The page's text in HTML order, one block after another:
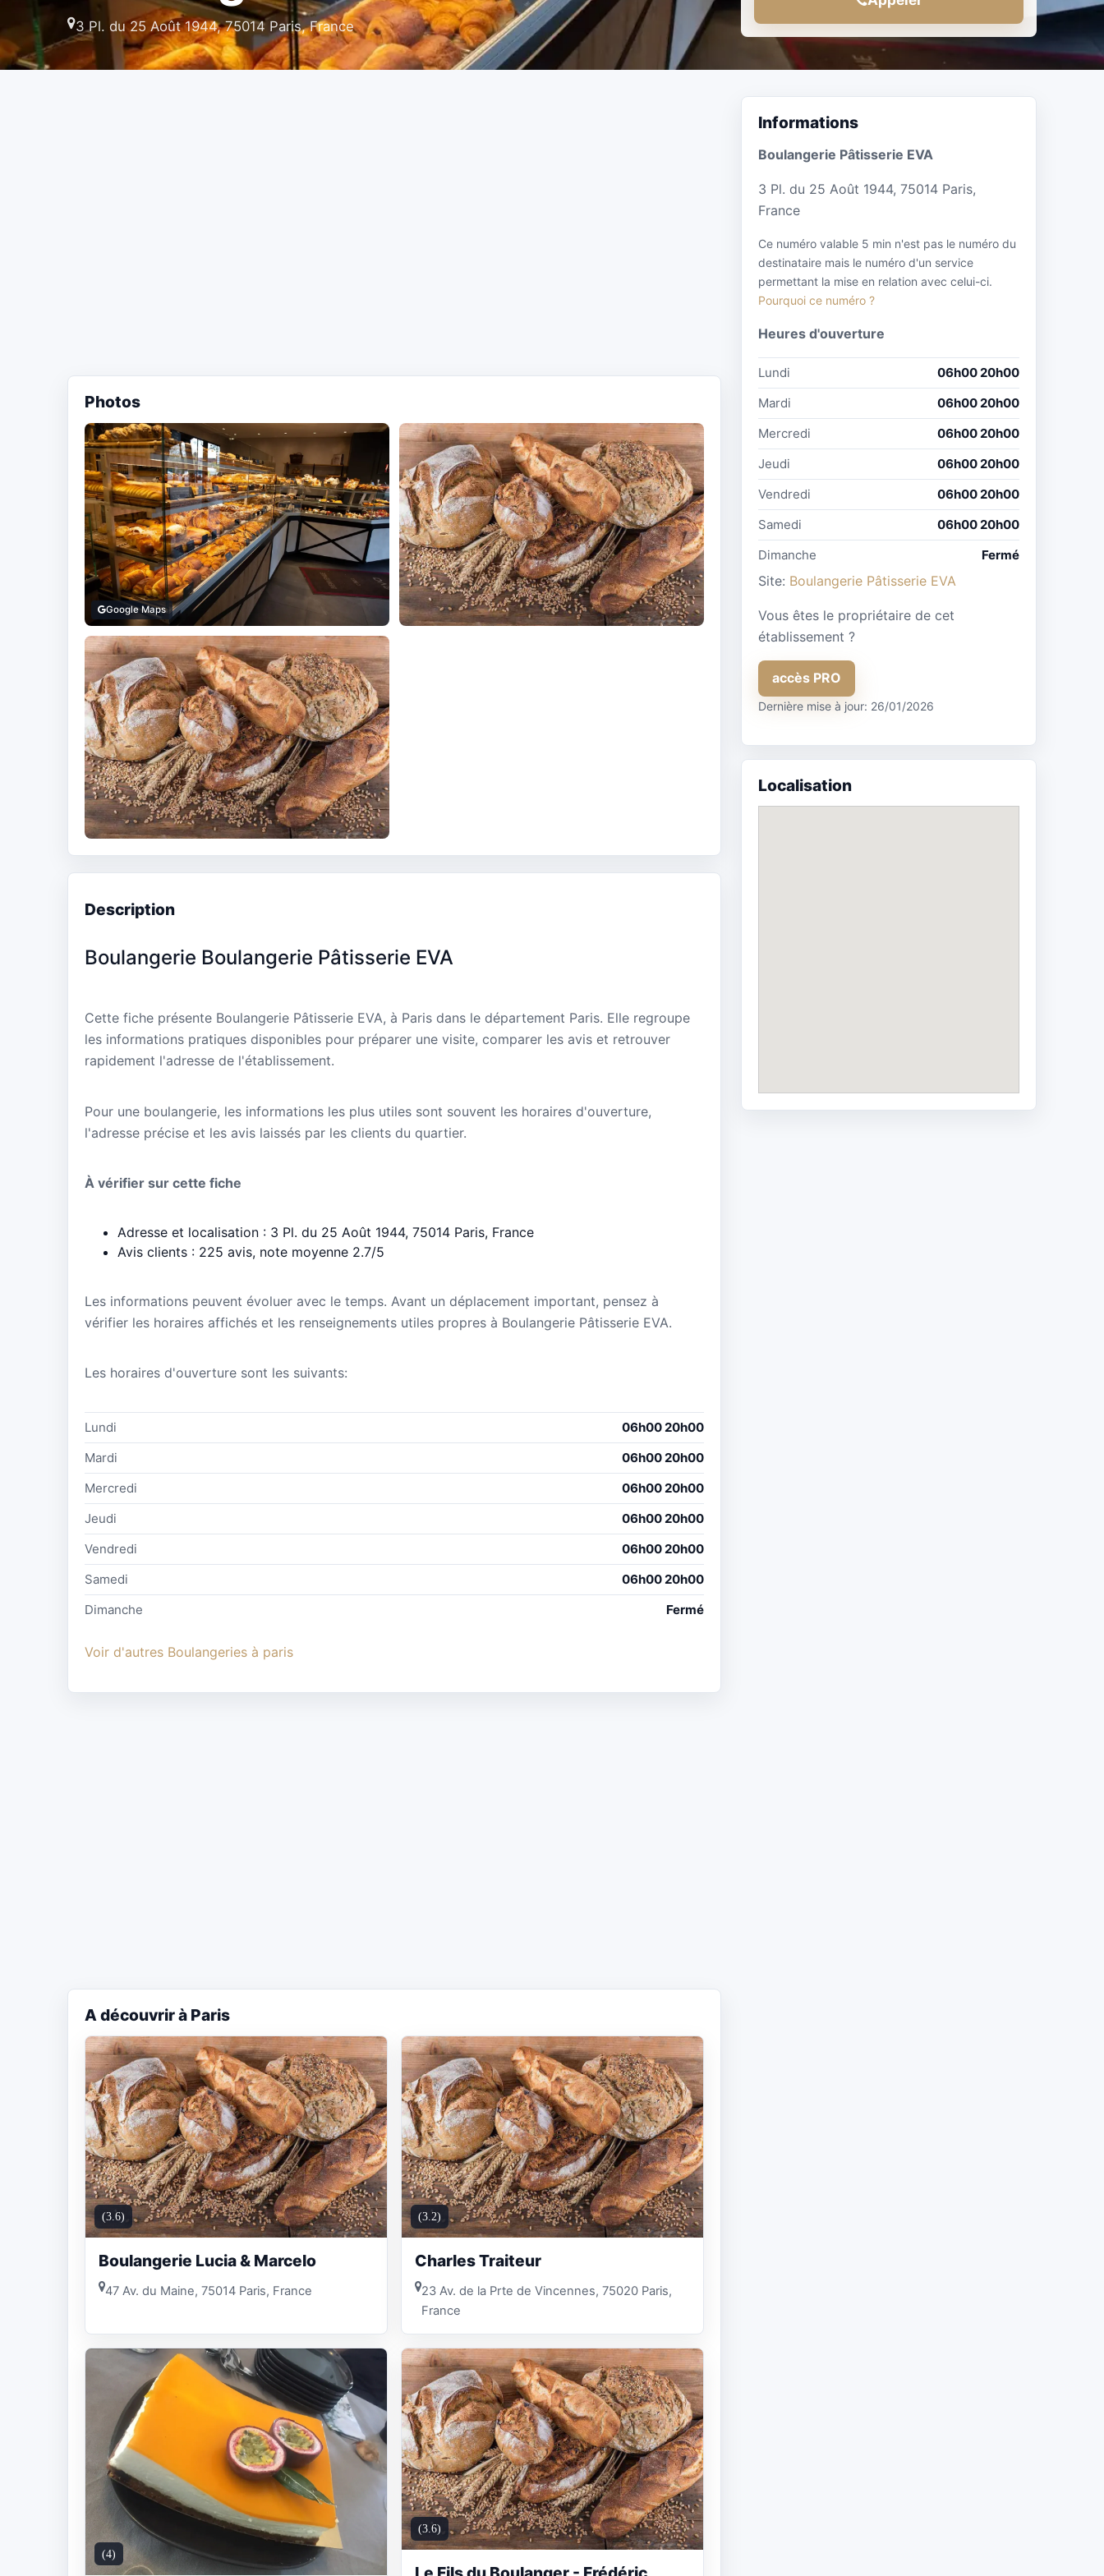
3 Pl. du 25 Août 1944, 75014 Paris, France
Photos
Google Maps
Description
Boulangerie Boulangerie Pâtisserie EVA
Cette fiche présente Boulangerie Pâtisserie EVA, à Paris dans le département Paris. Elle regroupe
les informations pratiques disponibles pour préparer une visite, comparer les avis et retrouver
rapidement l'adresse de l'établissement.
Pour une boulangerie, les informations les plus utiles sont souvent les horaires d'ouverture,
l'adresse précise et les avis laissés par les clients du quartier.
À vérifier sur cette fiche
Adresse et localisation : 3 Pl. du 25 Août 1944, 75014 Paris, France
Avis clients : 225 avis, note moyenne 2.7/5
Les informations peuvent évoluer avec le temps. Avant un déplacement important, pensez à
vérifier les horaires affichés et les renseignements utiles propres à Boulangerie Pâtisserie EVA.
Les horaires d'ouverture sont les suivants:
Lundi
06h00 20h00
Mardi
06h00 20h00
Mercredi
06h00 20h00
Jeudi
06h00 20h00
Vendredi
06h00 20h00
Samedi
06h00 20h00
Dimanche
Fermé
Voir d'autres Boulangeries à paris
A découvrir à Paris
(3.6)
Boulangerie Lucia & Marcelo
47 Av. du Maine, 75014 Paris, France
(3.2)
Charles Traiteur
23 Av. de la Prte de Vincennes, 75020 Paris,
France
(4)
(3.6)
Informations
Boulangerie Pâtisserie EVA
3 Pl. du 25 Août 1944, 75014 Paris,
France
Ce numéro valable 5 min n'est pas le numéro du
destinataire mais le numéro d'un service
permettant la mise en relation avec celui-ci.
Pourquoi ce numéro ?
Heures d'ouverture
Lundi
06h00 20h00
Mardi
06h00 20h00
Mercredi
06h00 20h00
Jeudi
06h00 20h00
Vendredi
06h00 20h00
Samedi
06h00 20h00
Dimanche
Fermé
Site: Boulangerie Pâtisserie EVA
Vous êtes le propriétaire de cet
établissement ?
accès PRO
Dernière mise à jour: 26/01/2026
Localisation